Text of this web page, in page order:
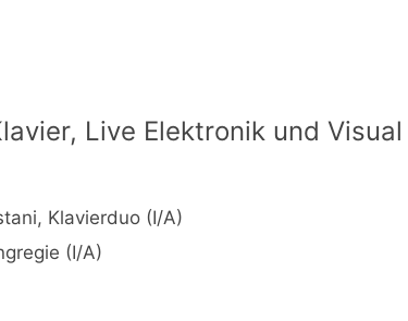
Live Elektronik und Visual
Klavierduo (I/A)
(I/A)